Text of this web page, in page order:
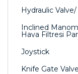
Hydraulic
Inclined
Hava Filtresi
Joystick
Knife Gate Valve